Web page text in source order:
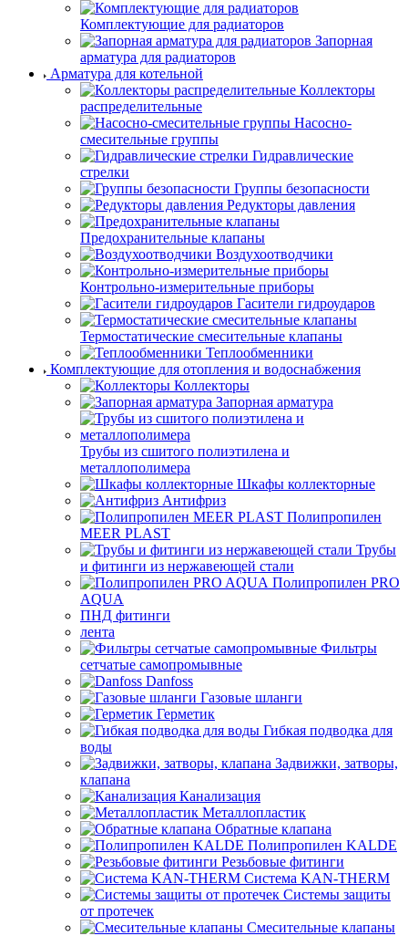
Комплектующие для радиаторов
Запорная
арматура для радиаторов
Арматура для котельной
Коллекторы
распределительные
Насосно-
смесительные группы
Гидравлические
стрелки
Группы безопасности
Редукторы давления
Предохранительные клапаны
Воздухоотводчики
Контрольно-измерительные приборы
Гасители гидроударов
Термостатические смесительные клапаны
Теплообменники
Комплектующие для отопления и водоснабжения
Коллекторы
Запорная арматура
Трубы из сшитого полиэтилена и
металлополимера
Шкафы коллекторные
Антифриз
Полипропилен
MEER PLAST
Трубы
и фитинги из нержавеющей стали
Полипропилен PRO
AQUA
ПНД фитинги
лента
Фильтры
сетчатые самопромывные
Danfoss
Газовые шланги
Герметик
Гибкая подводка для
воды
Задвижки, затворы,
клапана
Канализация
Металлопластик
Обратные клапана
Полипропилен KALDE
Резьбовые фитинги
Система KAN-THERM
Системы защиты
от протечек
Смесительные клапаны